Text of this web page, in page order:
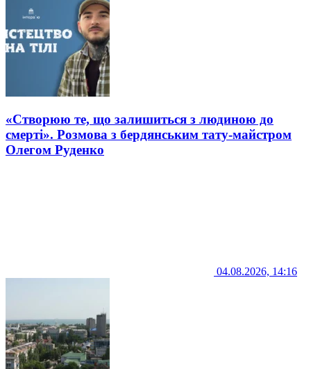
«Створюю те, що залишиться з людиною до
смерті». Розмова з бердянським тату-майстром
Олегом Руденко
04.08.2026, 14:16